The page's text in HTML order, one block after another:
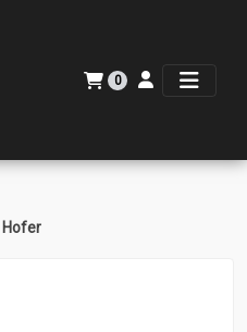
0
Hofer